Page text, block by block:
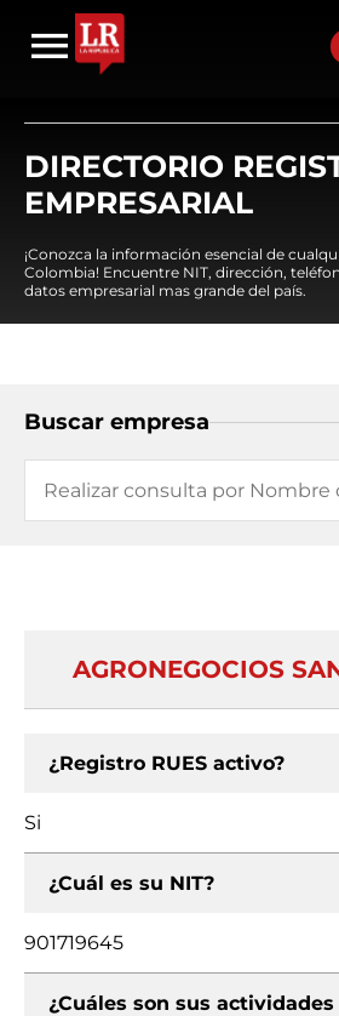
DIRECTORIO
EMPRESARIAL
¡Conozca la información esencial de
Colombia! Encuentre NIT, dirección,
datos empresarial mas grande del país.
Buscar empresa
AGRONEGOCIOS
¿Registro RUES activo?
Si
¿Cuál es su NIT?
901719645
¿Cuáles son sus